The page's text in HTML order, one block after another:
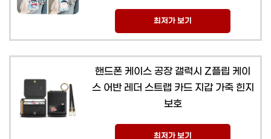
최저가 보기
핸드폰 케이스 공장 갤럭시 Z플립 케이
스 어반 레더 스트랩 카드 지갑 가죽 힌지
보호
최저가 보기